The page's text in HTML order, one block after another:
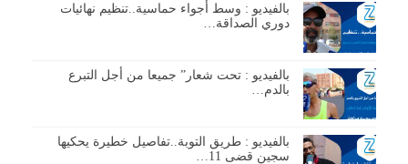
بالفيديو : وسط أجواء حماسية..تنظيم نهائيات
دوري الصداقة…
بالفيديو : تحت شعار” جميعا من أجل التبرع
بالدم…
بالفيديو : طريق التوبة..تفاصيل خطيرة يحكيها
سجين قضى 11…